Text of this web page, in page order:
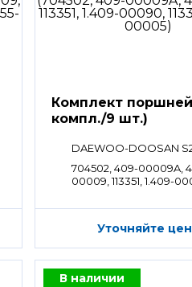
Комплект поршней
компл./9 шт.)
DAEWOO-DOOSAN
704502, 409-00009A,
00009, 113351, 1.409-
Уточняйте
В наличии